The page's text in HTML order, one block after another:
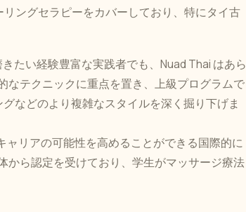
ングセラピーをカバーしており、特にタイ古
たい経験豊富な実践者でも、Nuad Thai はあら
なテクニックに重点を置き、上級プログラムで
などのより複雑なスタイルを深く掘り下げま
リアの可能性を高めることができる国際的に
から認定を受けており、学生がマッサージ療法